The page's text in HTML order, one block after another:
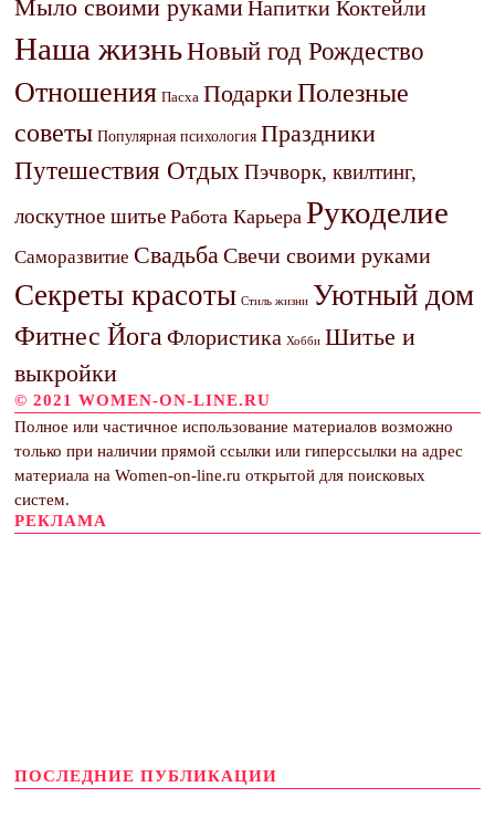
Мыло своими руками Напитки Коктейли
Наша жизньНовый год Рождество
Отношения Пасха ПодаркиПолезные
советы Популярная психология Праздники
Путешествия Отдых Пэчворк, квилтинг,
лоскутное шитье Работа Карьера Рукоделие
Саморазвитие Свадьба Свечи своими руками
Секреты красоты Стиль жизни Уютный дом
Фитнес Йога Флористика Хобби Шитье и
выкройки
© 2021 WOMEN-ON-LINE.RU
Полное или частичное использование материалов возможно
только при наличии прямой ссылки или гиперссылки на адрес
материала на Women-on-line.ru открытой для поисковых
систем.
РЕКЛАМА
ПОСЛЕДНИЕ ПУБЛИКАЦИИ